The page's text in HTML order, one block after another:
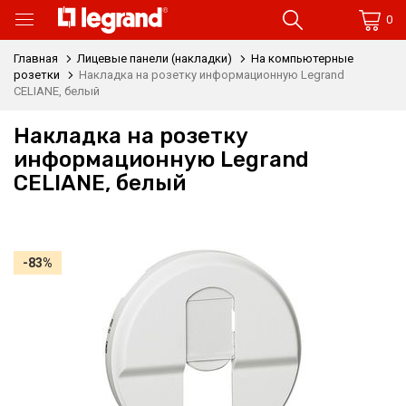
0
Главная Лицевые панели (накладки)
На компьютерные
розетки
Накладка на розетку информационную Legrand
CELIANE, белый
Накладка на розетку
информационную Legrand
CELIANE, белый
-83%